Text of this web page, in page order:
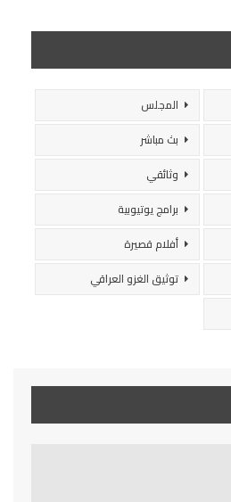
المجلس
بث مباشر
وثائقي
برامج يوتيوبية
أفلام قصيرة
توثيق الغزو العراقي